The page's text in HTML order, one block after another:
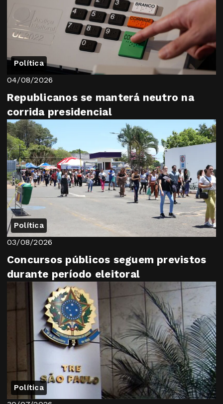
Política
04/08/2026
Republicanos se manterá neutro na
corrida presidencial
Política
03/08/2026
Concursos públicos seguem previstos
durante período eleitoral
Política